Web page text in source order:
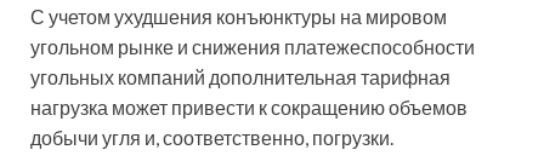
С учетом ухудшения конъюнктуры на мировом
угольном рынке и снижения платежеспособности
угольных компаний дополнительная тарифная
нагрузка может привести к сокращению объемов
добычи угля и, соответственно, погрузки.